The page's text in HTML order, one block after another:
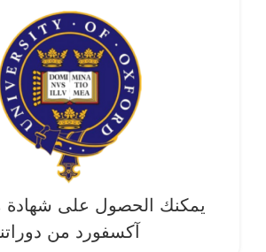
يمكنك الحصول على شهادة
آکسفورد من